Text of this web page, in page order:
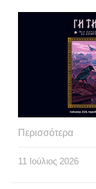
Περισσότερα
11 Ιούλιος 2026